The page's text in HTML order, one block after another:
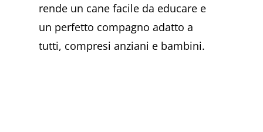
rende un cane facile da educare e
un perfetto compagno adatto a
tutti, compresi anziani e bambini.